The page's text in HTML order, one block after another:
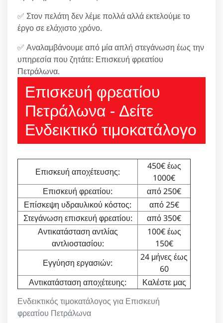
✅ Στον πελάτη δεν λέμε πολλά αλλά εκτελούμε το
έργο σε ελάχιστο χρόνο.
✅ Αναλαμβάνουμε από μία απλή στεγάνωση έως την
υπηρεσία που ζητάτε: Επισκευή φρεατίου
Πετράλωνα.
Επισκευή φρεατίου
Πετράλωνα - Δείτε
Ενδεικτικό τιμοκατάλογο
Ενδεικτικός τιμοκατάλογος για Επισκευή
φρεατίου Πετράλωνα
Επισκευή αποχέτευσης:
450€ έως
1000€
Επισκευή φρεατίου:
από 250€
Επίσκεψη υδραυλικού κόστος:
από 25€
Στεγάνωση επισκευή φρεατίου:
από 350€
Αντικατάσταση αντλίας
αντλιοστασίου:
100€ έως
150€
Εγγύηση εργασιών:
24 μήνες έως
60
Αντικατάσταση αποχέτευης:
Καλέστε μας